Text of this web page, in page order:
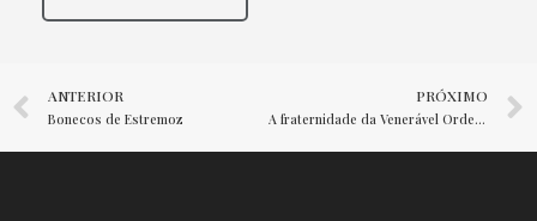
ANTERIOR
Bonecos de Estremoz
PRÓXIMO
A fraternidade da Venerável Ordem Terceira de São Francisco